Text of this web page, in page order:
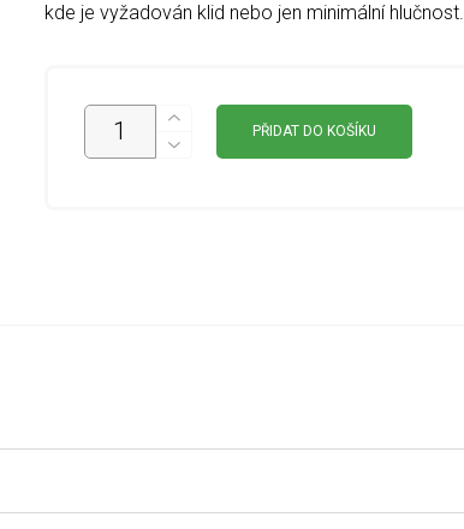
kde je vyžadován klid nebo jen minimální hlučnost.
PŘIDAT DO KOŠÍKU